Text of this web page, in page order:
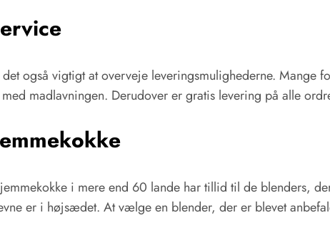
også vigtigt at overveje leveringsmulighederne.
madlavningen. Derudover er gratis levering på alle
i mere end 60 lande har tillid til de blenders,
er i højsædet. At vælge en blender, der er blevet